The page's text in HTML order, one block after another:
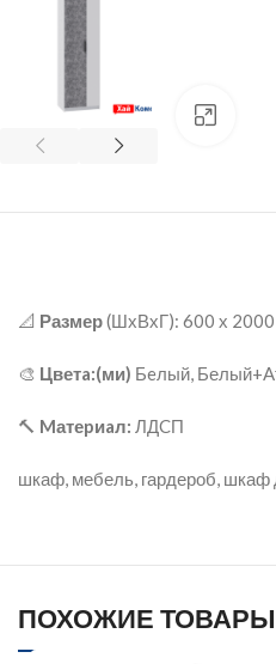
📐 Размер(ШхВхГ): 600 х
🎨 Цветa:(ми) Бeлый,
🔨 Mатеpиaл: ЛДCП
шкаф, мебель, гардероб,
ПОХОЖИЕ ТОВАРЫ